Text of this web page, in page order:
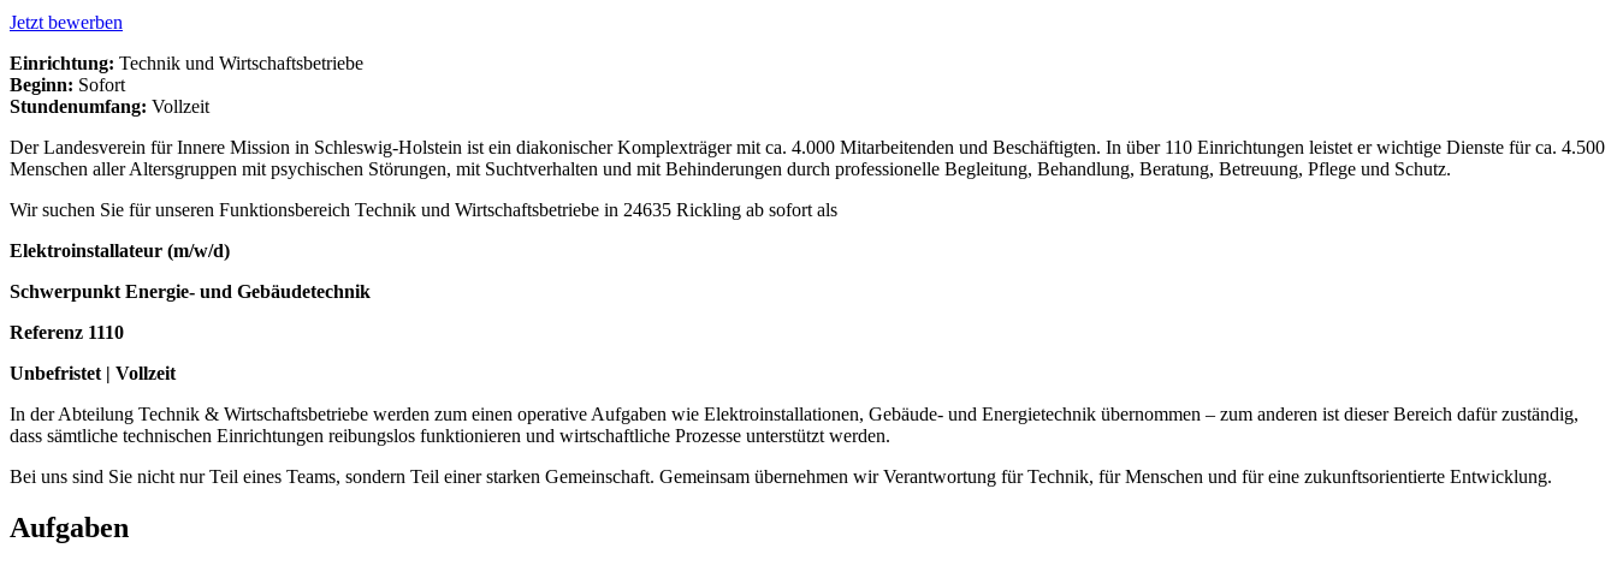
Jetzt bewerben
Einrichtung: Technik und Wirtschaftsbetriebe
Beginn: Sofort
Stundenumfang: Vollzeit
Der Landesverein für Innere Mission in Schleswig-Holstein ist ein diakonischer Komplexträger mit ca. 4.000 Mitarbeitenden und Beschäftigten. In über 110 Einrichtungen leistet er wichtige Dienste für ca. 4.500
Menschen aller Altersgrup­pen mit psychischen Störungen, mit Suchtverhalten und mit Behinderungen durch professionelle Begleitung, Behandlung, Beratung, Betreuung, Pflege und Schutz.
Wir suchen Sie für unseren Funktionsbereich Technik und Wirtschaftsbetriebe in 24635 Rickling ab sofort als
Elektroinstallateur (m/w/d)
Schwerpunkt Energie- und Gebäudetechnik
Referenz 1110
Unbefristet | Vollzeit
In der Abteilung Technik & Wirtschaftsbetriebe werden zum einen operative Aufgaben wie Elektroinstallationen, Gebäude- und Energietechnik übernommen – zum anderen ist dieser Bereich dafür zuständig,
dass sämtliche technischen Einrichtungen reibungslos funktionieren und wirtschaftliche Prozesse unterstützt werden.
Bei uns sind Sie nicht nur Teil eines Teams, sondern Teil einer starken Gemeinschaft. Gemeinsam übernehmen wir Verantwortung für Technik, für Menschen und für eine zukunftsorientierte Entwicklung.
Aufgaben